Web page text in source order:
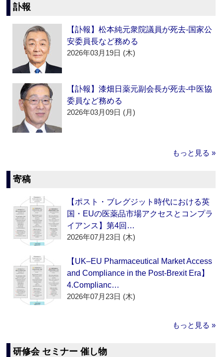
訃報
【訃報】松本純元衆院議員が死去‐国家公
安委員長など務める
2026年03月19日 (木)
【訃報】漆畑日薬元副会長が死去‐中医協
委員など務める
2026年03月09日 (月)
もっと見る »
寄稿
【ポスト・ブレグジット時代における英
国・EUの医薬品市場アクセスとコンプラ
イアンス】第4回…
2026年07月23日 (木)
【UK–EU Pharmaceutical Market Access
and Compliance in the Post-Brexit Era】
4.Complianc…
2026年07月23日 (木)
もっと見る »
研修会 セミナー 催し物